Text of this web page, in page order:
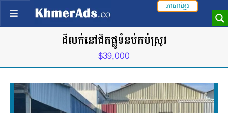
ភាសាខ្មែរ
ដីលក់នៅជិតផ្លូទំនប់កប់ស្រូវ
$39,000